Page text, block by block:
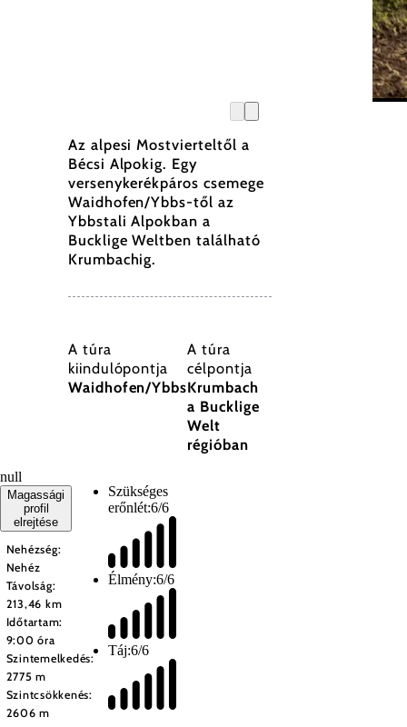
Az alpesi Mostvierteltől a
Bécsi Alpokig. Egy
versenykerékpáros csemege
Waidhofen/Ybbs-től az
Ybbstali Alpokban a
Bucklige Weltben található
Krumbachig.
A túra
kiindulópontja
Waidhofen/Ybbs
A túra
célpontja
Krumbach
a Bucklige
Welt
régióban
null
Magassági
profil
elrejtése
Nehézség:
Nehéz
Távolság:
213,46 km
Időtartam:
9:00 óra
Szintemelkedés:
2775 m
Szintcsökkenés:
2606 m
Szükséges
erőnlét:6/6
Élmény:6/6
Táj:6/6